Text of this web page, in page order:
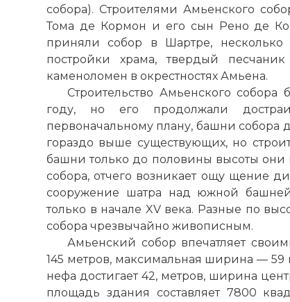
собора). Строителями Амьенского
Тома де Кормон и его сын Рено де
приняли собор в Шартре,
постройки храма, твердый
каменоломен в окрестностях Амьена.
Строительство Амьенского
году, но его продолжали
первоначальному плану, башни
гораздо выше существующих, но
башни только до половины высоты
собора, отчего возникает ощу щение
сооружение шатра над южной
только в начале XV века. Разные по
собора чрезвычайно живописным.
Амьенский собор впечатляет
145 метров, максимальная ширина — 59
нефа достигает 42, метров, ширина
площадь здания составляет 7800